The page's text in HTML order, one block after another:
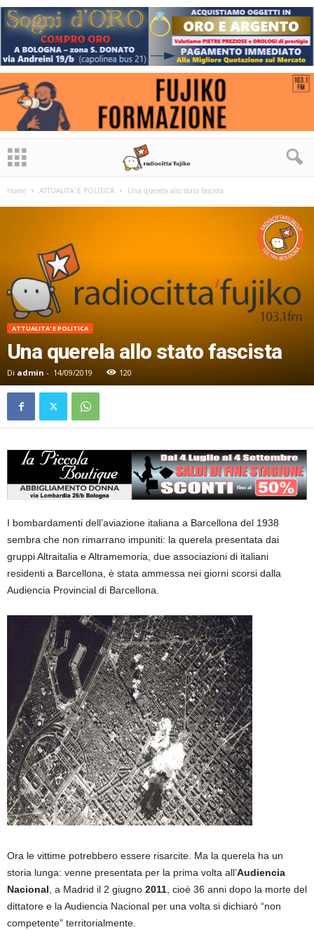
Home ATTUALITA' E POLITICA Una querela allo stato fascista
ATTUALITA' E POLITICA
Una querela allo stato fascista
Di admin - 14/09/2019 120
I bombardamenti dell’aviazione italiana a Barcellona del 1938
sembra che non rimarrano impuniti: la querela presentata dai
gruppi Altraitalia e Altramemoria, due associazioni di italiani
residenti a Barcellona, è stata ammessa nei giorni scorsi dalla
Audiencia Provincial di Barcellona.
Ora le vittime potrebbero essere risarcite. Ma la querela ha un
storia lunga: venne presentata per la prima volta all’Audiencia
Nacional , a Madrid il 2 giugno 2011 , cioè 36 anni dopo la morte del
dittatore e la Audiencia Nacional per una volta si dichiarò “non
competente” territorialmente.